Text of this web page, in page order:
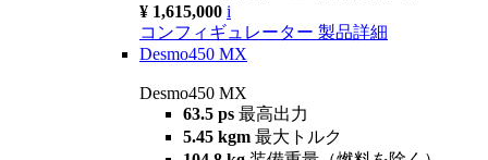
¥ 1,615,000 i
コンフィギュレーター 製品詳細
Desmo450 MX
Desmo450 MX
63.5 ps 最高出力
5.45 kgm 最大トルク